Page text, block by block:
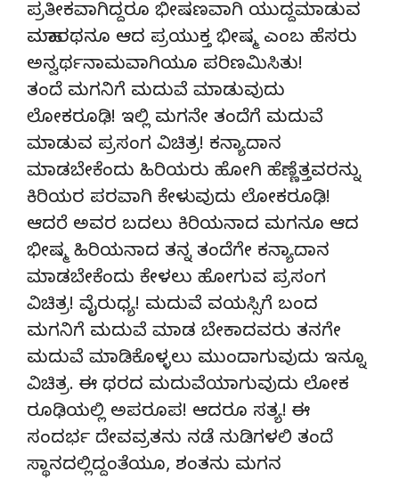
ಪ್ರತೀಕವಾಗಿದ್ದರೂ ಭೀಷಣವಾಗಿ ಯುದ್ದಮಾಡುವ
ಮಹಾರಥನೂ ಆದ ಪ್ರಯುಕ್ತ ಭೀಷ್ಮ ಎಂಬ ಹೆಸರು
ಅನ್ವರ್ಥನಾಮವಾಗಿಯೂ ಪರಿಣಮಿಸಿತು!
ತಂದೆ ಮಗನಿಗೆ ಮದುವೆ ಮಾಡುವುದು
ಲೋಕರೂಢಿ! ಇಲ್ಲಿ ಮಗನೇ ತಂದೆಗೆ ಮದುವೆ
ಮಾಡುವ ಪ್ರಸಂಗ ವಿಚಿತ್ರ! ಕನ್ಯಾದಾನ
ಮಾಡಬೇಕೆಂದು ಹಿರಿಯರು ಹೋಗಿ ಹೆಣ್ಣೆತ್ತವರನ್ನು
ಕಿರಿಯರ ಪರವಾಗಿ ಕೇಳುವುದು ಲೋಕರೂಢಿ!
ಆದರೆ ಅವರ ಬದಲು ಕಿರಿಯನಾದ ಮಗನೂ ಆದ
ಭೀಷ್ಮ ಹಿರಿಯನಾದ ತನ್ನ ತಂದೆಗೇ ಕನ್ಯಾದಾನ
ಮಾಡಬೇಕೆಂದು ಕೇಳಲು ಹೋಗುವ ಪ್ರಸಂಗ
ವಿಚಿತ್ರ! ವೈರುಧ್ಯ! ಮದುವೆ ವಯಸ್ಸಿಗೆ ಬಂದ
ಮಗನಿಗೆ ಮದುವೆ ಮಾಡ ಬೇಕಾದವರು ತನಗೇ
ಮದುವೆ ಮಾಡಿಕೊಳ್ಳಲು ಮುಂದಾಗುವುದು ಇನ್ನೂ
ವಿಚಿತ್ರ. ಈ ಥರದ ಮದುವೆಯಾಗುವುದು ಲೋಕ
ರೂಢಿಯಲ್ಲಿ ಅಪರೂಪ! ಆದರೂ ಸತ್ಯ! ಈ
ಸಂದರ್ಭ ದೇವವ್ರತನು ನಡೆ ನುಡಿಗಳಲಿ ತಂದೆ
ಸ್ಥಾನದಲ್ಲಿದ್ದಂತೆಯೂ, ಶಂತನು ಮಗನ